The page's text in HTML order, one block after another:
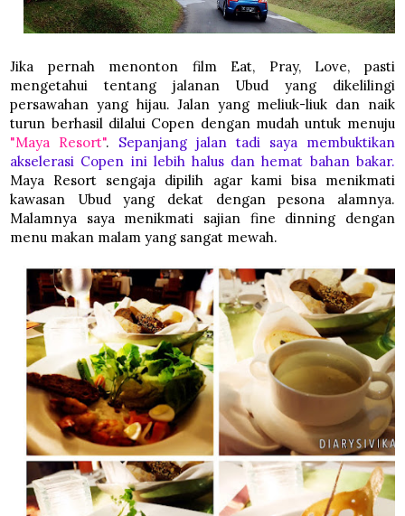
Jika pernah menonton film Eat, Pray, Love, pasti
mengetahui tentang jalanan Ubud yang dikelilingi
persawahan yang hijau. Jalan yang meliuk-liuk dan naik
turun berhasil dilalui Copen dengan mudah untuk menuju
"Maya Resort". Sepanjang jalan tadi saya membuktikan
akselerasi Copen ini lebih halus dan hemat bahan bakar.
Maya Resort sengaja dipilih agar kami bisa menikmati
kawasan Ubud yang dekat dengan pesona alamnya.
Malamnya saya menikmati sajian fine dinning dengan
menu makan malam yang sangat mewah.